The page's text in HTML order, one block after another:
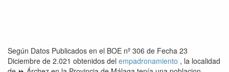
Según Datos Publicados en el BOE nº 306 de Fecha 23
Diciembre de 2.021 obtenidos del empadronamiento , la localidad